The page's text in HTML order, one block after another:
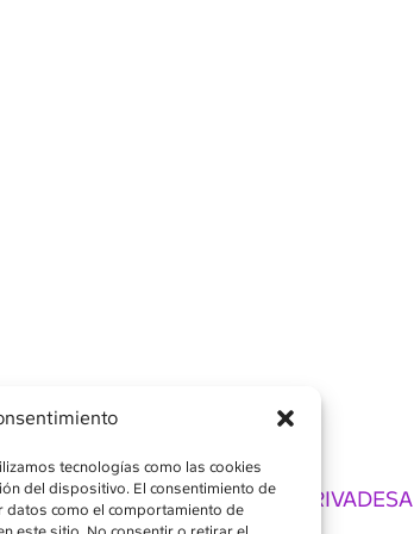
tecnologías como las cookies
del dispositivo. El consentimiento de
como el comportamiento de
AVÍS LEGAL POLÍTICA DE PRIVADESA